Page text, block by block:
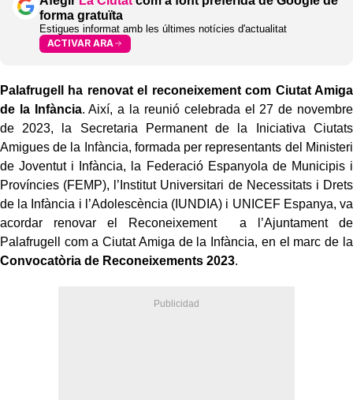
forma gratuïta
Estigues informat amb les últimes notícies d'actualitat
ACTIVAR ARA
Palafrugell ha renovat el reconeixement com Ciutat Amiga
de la Infància. Així, a la reunió celebrada el 27 de novembre
de 2023, la Secretaria Permanent de la Iniciativa Ciutats
Amigues de la Infància, formada per representants del Ministeri
de Joventut i Infància, la Federació Espanyola de Municipis i
Províncies (FEMP), l’Institut Universitari de Necessitats i Drets
de la Infància i l’Adolescència (IUNDIA) i UNICEF Espanya, va
acordar renovar el Reconeixement a l’Ajuntament de
Palafrugell com a Ciutat Amiga de la Infància, en el marc de la
Convocatòria de Reconeixements 2023.